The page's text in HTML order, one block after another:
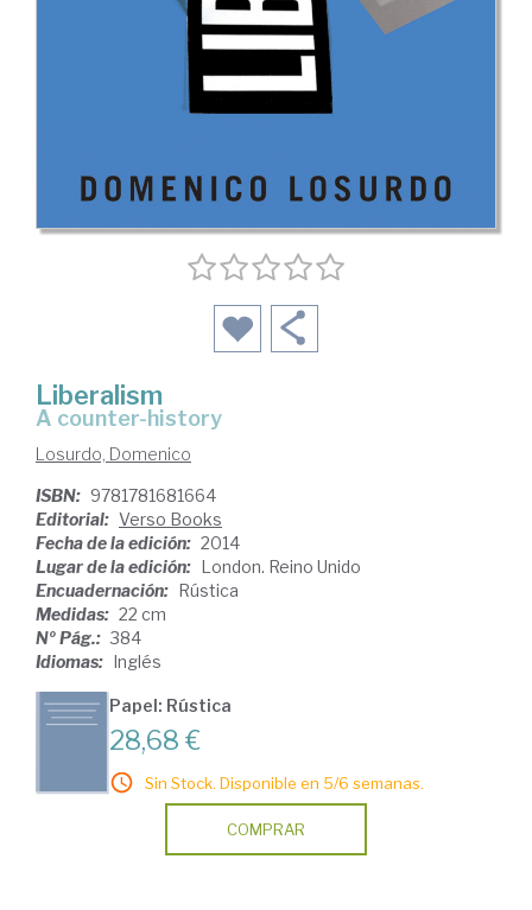
Liberalism
a counter-history
Losurdo, Domenico
ISBN: 9781781681664
Editorial: Verso Books
Fecha de la edición: 2014
Lugar de la edición: London. Reino Unido
Encuadernación: Rústica
Medidas: 22 cm
Nº Pág.: 384
Idiomas: Inglés
Papel: Rústica
28,68 €
Sin Stock. Disponible en 5/6 semanas.
COMPRAR